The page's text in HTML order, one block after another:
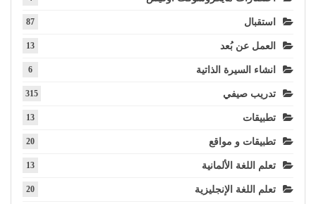
استقبال 87
العمل عن بُعد 13
انشاء السيرة الذاتية 6
تدريب صيفي 315
تطبيقات 13
تطبيقات و مواقع 20
تعلم اللغة الألمانية 13
تعلم اللغة الإنجليزية 20